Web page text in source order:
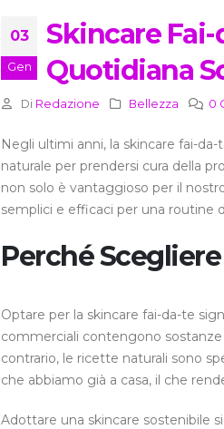
03
Gen
Skincare
Quotidiana
Di Redazione Bellezza 0
Negli ultimi anni, la skincare fai-
naturale per prendersi cura della
non solo è vantaggioso per il
semplici e efficaci per una routine
Perché
Optare per la skincare fai-da-te
commerciali contengono
contrario, le ricette naturali sono
che abbiamo già a casa, il che
Adottare una skincare sostenibile